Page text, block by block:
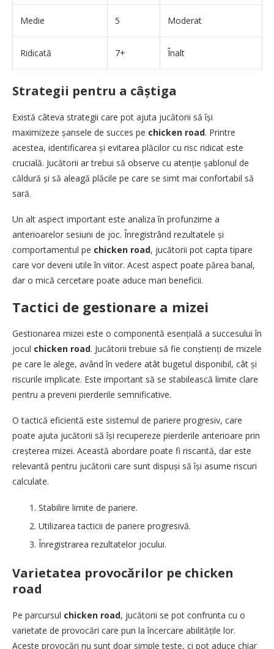
Medie 5 Moderat
Ridicată 7+ Înalt
Strategii pentru a câștiga
Există câteva strategii care pot ajuta jucătorii să își
maximizeze șansele de succes pe chicken road. Printre
acestea, identificarea și evitarea plăcilor cu risc ridicat este
crucială. Jucătorii ar trebui să observe cu atenție șablonul de
căldură și să aleagă plăcile pe care se simt mai confortabil să
sară.
Un alt aspect important este analiza în profunzime a
anterioarelor sesiuni de joc. Înregistrând rezultatele și
comportamentul pe chicken road, jucătorii pot capta tipare
care vor deveni utile în viitor. Acest aspect poate părea banal,
dar o mică cercetare poate aduce mari beneficii.
Tactici de gestionare a mizei
Gestionarea mizei este o componentă esențială a succesului în
jocul chicken road. Jucătorii trebuie să fie conștienți de mizele
pe care le alege, având în vedere atât bugetul disponibil, cât și
riscurile implicate. Este important să se stabilească limite clare
pentru a preveni pierderile semnificative.
O tactică eficientă este sistemul de pariere progresiv, care
poate ajuta jucătorii să își recupereze pierderile anterioare prin
creșterea mizei. Această abordare poate fi riscantă, dar este
relevantă pentru jucătorii care sunt dispuși să își asume riscuri
calculate.
Stabilire limite de pariere.
Utilizarea tacticii de pariere progresivă.
Înregistrarea rezultatelor jocului.
Varietatea provocărilor pe chicken
road
Pe parcursul chicken road, jucătorii se pot confrunta cu o
varietate de provocări care pun la încercare abilitățile lor.
Aceste provocări nu sunt doar simple teste, ci pot aduce chiar